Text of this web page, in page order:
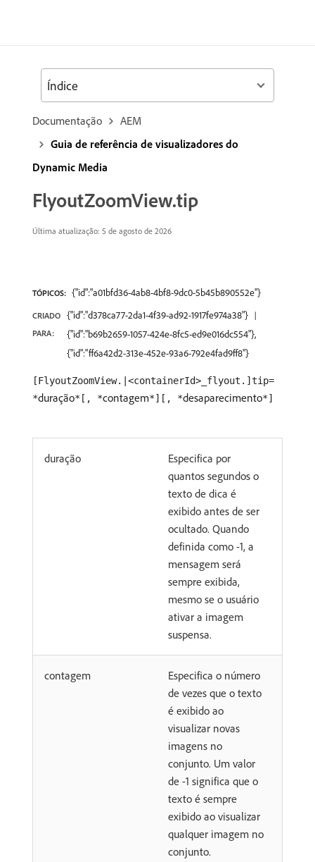
Documentação
AEM
Guia de referência de visualizadores do
Dynamic Media
FlyoutZoomView.tip
Última atualização: 5 de agosto de 2026
TÓPICOS: {"id":"a01bfd36-4ab8-4bf8-9dc0-5b45b890552e"}
CRIADO
PARA:
{"id":"d378ca77-2da1-4f39-ad92-1917fe974a38"}
{"id":"b69b2659-1057-424e-8fc5-ed9e016dc554"},
{"id":"ff6a42d2-313e-452e-93a6-792e4fad9ff8"}
[FlyoutZoomView.|<containerId>_flyout.]tip=
*duração*[, *contagem*][, *desaparecimento*]
duração
Especifica por
quantos segundos o
texto de dica é
exibido antes de ser
ocultado. Quando
definida como -1, a
mensagem será
sempre exibida,
mesmo se o usuário
ativar a imagem
suspensa.
contagem
Especifica o número
de vezes que o texto
é exibido ao
visualizar novas
imagens no
conjunto. Um valor
de -1 significa que o
texto é sempre
exibido ao visualizar
qualquer imagem no
conjunto.
Índice